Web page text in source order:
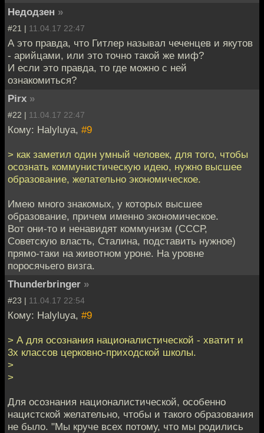
Недодзен »
#21 | 11.04.17 22:47
А это правда, что Гитлер называл чеченцев и якутов
- арийцами, или это точно такой же миф?
И если это правда, то где можно с ней
ознакомиться?
Pirx »
#22 | 11.04.17 22:47
Кому: Halyluya, #9
> как заметил один умный человек, для того, чтобы
осознать коммунистическую идею, нужно высшее
образование, желательно экономическое.
Имею много знакомых, у которых высшее
образование, причем именно экономическое.
Вот они-то и ненавидят коммунизм (СССР,
Советскую власть, Сталина, подставить нужное)
прямо-таки на животном уроне. На уровне
поросячьего визга.
Thunderbringer »
#23 | 11.04.17 22:54
Кому: Halyluya, #9
> А для осознания националистической - хватит и
3х классов церковно-приходской школы.
>
>
Для осознания националистической, особенно
нацистской желательно, чтобы и такого образования
не было. "Мы круче всех потому, что мы родились